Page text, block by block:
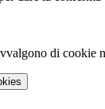
di cookie